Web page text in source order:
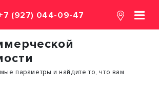
(927) 044-09-47
параметры и найдите то, что вам